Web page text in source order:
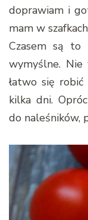
doprawiam i
mam w
Czasem są to
wymyślne. Nie
łatwo się
kilka dni.
do naleśników,